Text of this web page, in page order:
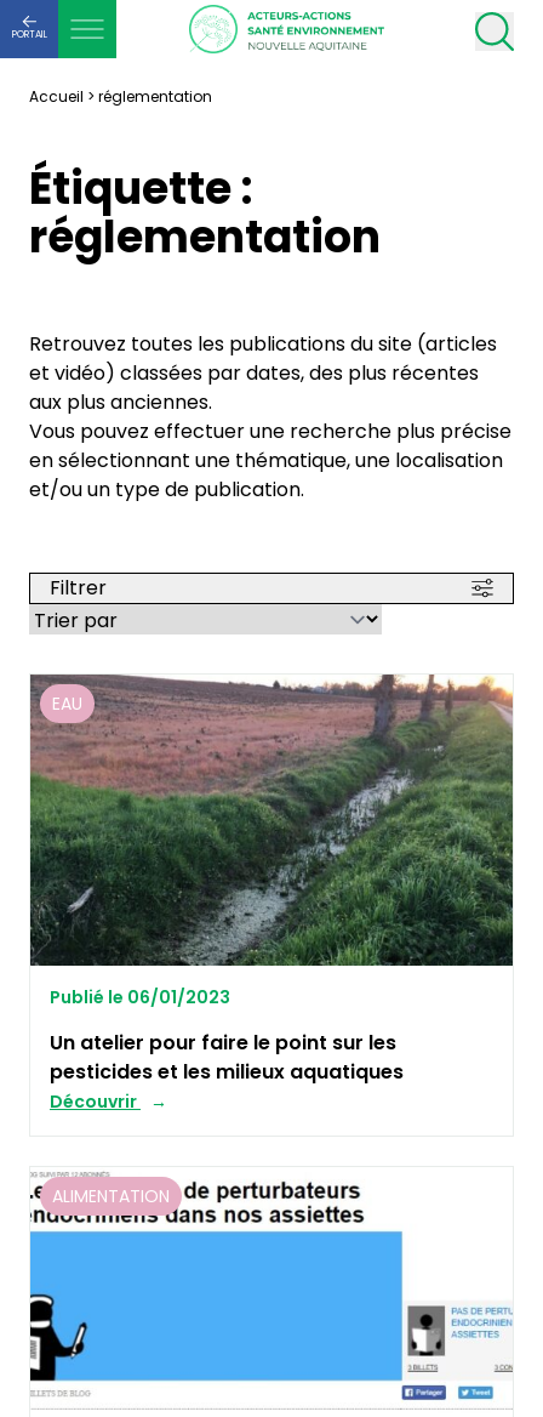
PORTAIL
Accueil > réglementation
Étiquette :
réglementation
Retrouvez toutes les publications du site (articles
et vidéo) classées par dates, des plus récentes
aux plus anciennes.
Vous pouvez effectuer une recherche plus précise
en sélectionnant une thématique, une localisation
et/ou un type de publication.
Filtrer
EAU
Publié le 06/01/2023
Un atelier pour faire le point sur les
pesticides et les milieux aquatiques
Découvrir
ALIMENTATION